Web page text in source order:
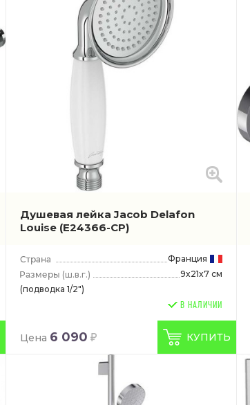
Душевая лейка Jacob Delafon
Louise (E24366-CP)
Франция
(ш.в.г.)
9x21x7 см
(подводка 1/2")
В НАЛИЧИИ
Цена 6 090 КУПИТЬ